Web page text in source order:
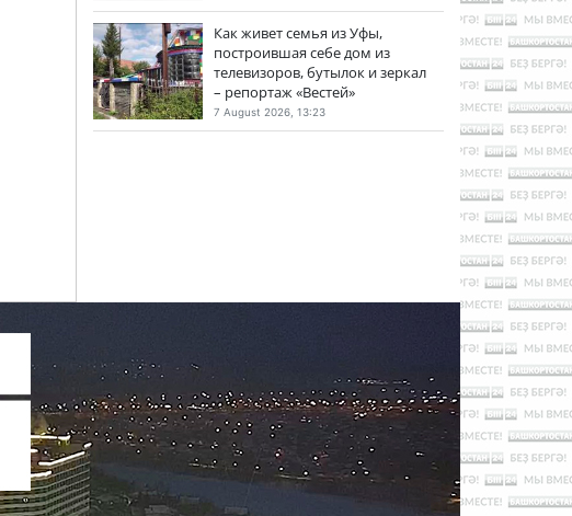
Как живет семья из Уфы,
построившая себе дом из
телевизоров, бутылок и зеркал
– репортаж «Вестей»
7 August 2026, 13:23